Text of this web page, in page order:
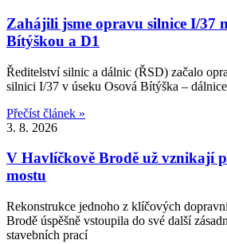
Zahájili jsme opravu silnice I/37
Bítýškou a D1
Ředitelství silnic a dálnic (ŘSD) začalo
silnici I/37 v úseku Osová Bítýška –
Přečíst článek »
3. 8. 2026
V Havlíčkově Brodě už vznikají
mostu
Rekonstrukce jednoho z klíčových
Brodě úspěšně vstoupila do své další
stavebních prací